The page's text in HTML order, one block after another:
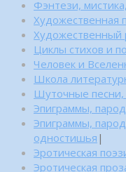
Фэнтези,
Художественная
Художественный
Циклы стихов и
Человек и
Школа
Шуточные песни,
Эпиграммы,
Эпиграммы,
одностишья |
Эротическая
Эротическая